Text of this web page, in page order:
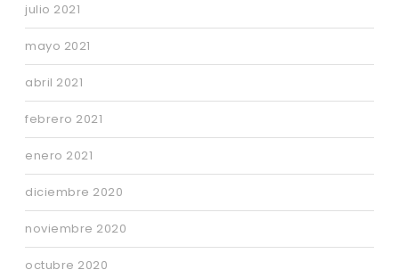
julio 2021
mayo 2021
abril 2021
febrero 2021
enero 2021
diciembre 2020
noviembre 2020
octubre 2020